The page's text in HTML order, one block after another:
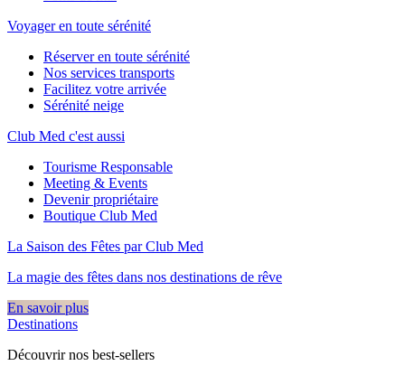
Voyager en toute sérénité
Réserver en toute sérénité
Nos services transports
Facilitez votre arrivée
Sérénité neige
Club Med c'est aussi
Tourisme Responsable
Meeting & Events
Devenir propriétaire
Boutique Club Med
La Saison des Fêtes par Club Med
La magie des fêtes dans nos destinations de rêve​
En savoir plus
Destinations
Découvrir nos best-sellers